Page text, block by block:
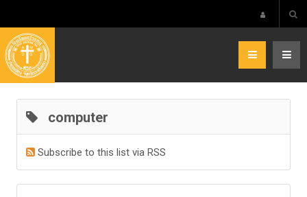
computer
Subscribe to this list via RSS